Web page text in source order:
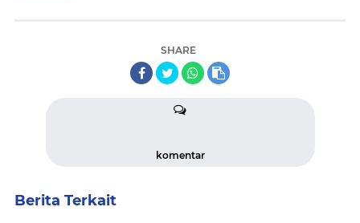
SHARE
komentar
Berita Terkait